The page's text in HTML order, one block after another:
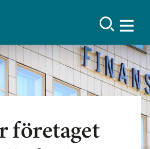
företaget